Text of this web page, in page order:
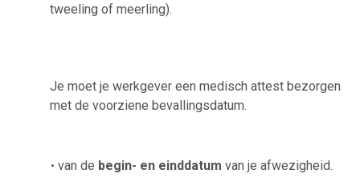
tweeling of meerling).
Je moet je werkgever een medisch attest bezorgen
met de voorziene bevallingsdatum.
van de begin- en einddatum van je afwezigheid.